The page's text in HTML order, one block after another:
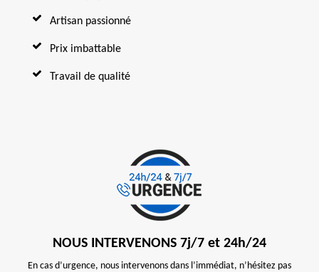
Artisan passionné
Prix imbattable
Travail de qualité
NOUS INTERVENONS 7j/7 et 24h/24
En cas d’urgence, nous intervenons dans l’immédiat, n’hésitez pas